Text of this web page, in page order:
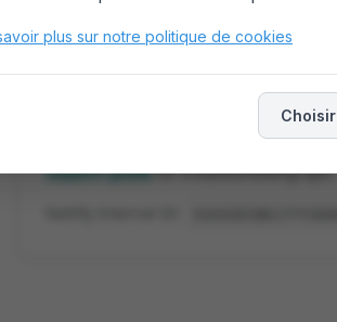
plus sur notre politique de cookies
Choisir